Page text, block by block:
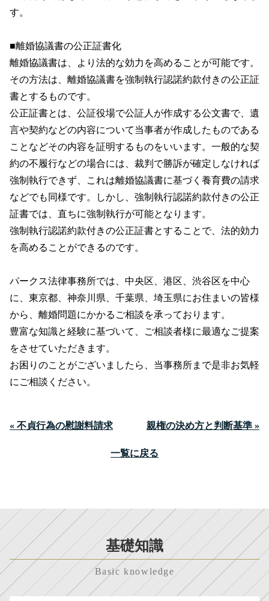
す。
■離婚協議書の公正証書化
離婚協議書は、より法的な効力を高めることが可能です。
その方法は、離婚協議書を強制執行認諾約款付きの公正証
書とするものです。
公正証書とは、公証役場で公証人が作成する公文書で、遺
言や契約などの内容について当事者が作成したものである
ことなどその内容を証明するものをいいます。一般的な契
約の不履行などの場合には、裁判で勝訴が確定しなければ
強制執行できず、これは離婚協議書に基づく養育費の請求
などでも同様です。しかし、強制執行認諾約款付きの公正
証書では、直ちに強制執行が可能となります。
強制執行認諾約款付きの公正証書とすることで、法的効力
を高めることができるのです。
パークス法律事務所では、中央区、港区、渋谷区を中心
に、東京都、神奈川県、千葉県、埼玉県にお住まいの皆様
から、離婚問題にかかるご相談を承っております。
豊富な知識と経験に基づいて、ご相談者様に最適なご提案
をさせていただきます。
お困りのことがございましたら、当事務所まで是非お気軽
にご相談ください。
« 不貞行為の慰謝料請求 親権の決め方と判断基準 »
一覧に戻る
基礎知識
Basic knowledge